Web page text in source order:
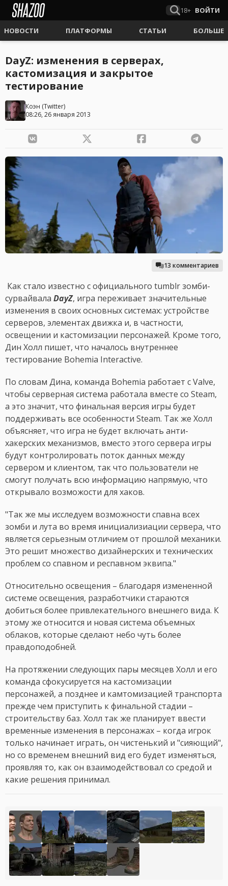
18+ ВОЙТИ
НОВОСТИ ПЛАТФОРМЫ СТАТЬИ БОЛЬШЕ
DayZ: изменения в серверах,
кастомизация и закрытое
тестирование
Коэн (Twitter)
08:26, 26 января 2013
13 комментариев
Как стало известно с официального tumblr зомби-
сурвайвала DayZ, игра переживает значительные
изменения в своих основных системах: устройстве
серверов, элементах движка и, в частности,
освещении и кастомизации персонажей. Кроме того,
Дин Холл пишет, что началось внутреннее
тестирование Bohemia Interactive.
По словам Дина, команда Bohemia работает с Valve,
чтобы серверная система работала вместе со Steam,
а это значит, что финальная версия игры будет
поддерживать все особенности Steam. Так же Холл
объясняет, что игра не будет включать анти-
хакерских механизмов, вместо этого сервера игры
будут контролировать поток данных между
сервером и клиентом, так что пользователи не
смогут получать всю информацию напрямую, что
открывало возможости для хаков.
"Так же мы исследуем возможности спавна всех
зомби и лута во время инициализиации сервера, что
является серьезным отличием от прошлой механики.
Это решит множество дизайнерских и технических
проблем со спавном и респавном эквипа."
Относительно освещения – благодаря измененной
системе освещения, разработчики стараются
добиться более привлекательного внешнего вида. К
этому же относится и новая система объемных
облаков, которые сделают небо чуть более
правдоподобней.
На протяжении следующих пары месяцев Холл и его
команда сфокусируется на кастомизации
персонажей, а позднее и камтомизацией транспорта
прежде чем приступить к финальной стадии –
строительству баз. Холл так же планирует ввести
временные изменения в персонажах – когда игрок
только начинает играть, он чистенький и "сияющий",
но со временем внешний вид его будет изменяться,
проявляя то, как он взаимодействовал со средой и
какие решения принимал.